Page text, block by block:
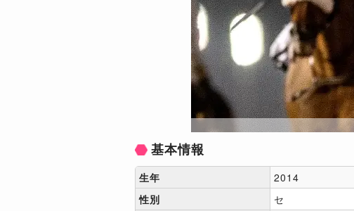
基本情報
生年
2014
性別
セ